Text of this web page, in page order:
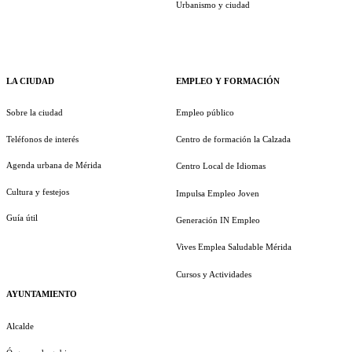
LA CIUDAD
Sobre la ciudad
Teléfonos de interés
Agenda urbana de Mérida
Cultura y festejos
Guía útil
AYUNTAMIENTO
Alcalde
Urbanismo y ciudad
EMPLEO Y FORMACIÓN
Empleo público
Centro de formación la Calzada
Centro Local de Idiomas
Impulsa Empleo Joven
Generación IN Empleo
Vives Emplea Saludable Mérida
Cursos y Actividades